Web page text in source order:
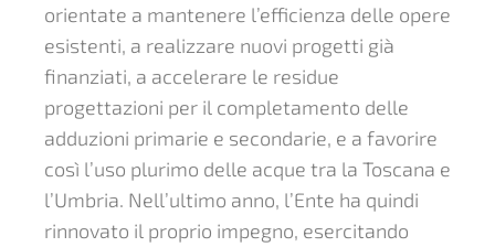
orientate a mantenere l’efficienza delle opere
esistenti, a realizzare nuovi progetti già
finanziati, a accelerare le residue
progettazioni per il completamento delle
adduzioni primarie e secondarie, e a favorire
così l’uso plurimo delle acque tra la Toscana e
l’Umbria. Nell’ultimo anno, l’Ente ha quindi
rinnovato il proprio impegno, esercitando